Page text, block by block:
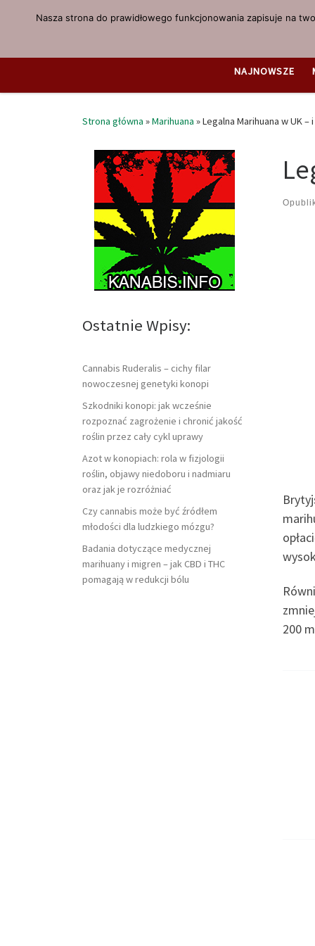
Przejdź do treści
NAJNOWSZE
Strona główna »Marihuana »Legalna Marihuana w UK
200
Ostatnie Wpisy:
Cannabis Ruderalis – cichy filar
nowoczesnej genetyki konopi
Szkodniki konopi: jak wcześnie
rozpoznać zagrożenie i chronić jakość
roślin przez cały cykl uprawy
Azot w konopiach: rola w fizjologii
roślin, objawy niedoboru i nadmiaru
oraz jak je rozróżniać
Czy cannabis może być źródłem
młodości dla ludzkiego mózgu?
Badania dotyczące medycznej
marihuany i migren – jak CBD i THC
pomagają w redukcji bólu
Nasza strona do prawidłowego funkcjonowania zapisuje na